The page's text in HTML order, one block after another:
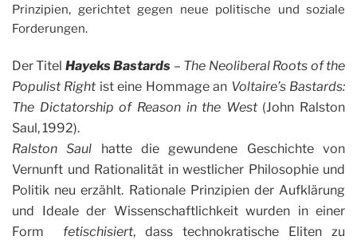
Prinzipien, gerichtet gegen neue politische und soziale
Forderungen.
Der Titel Hayeks Bastards – The Neoliberal Roots of the
Populist Right ist eine Hommage an Voltaire’s Bastards:
The Dictatorship of Reason in the West(John Ralston
Saul, 1992).
Ralston Saul hatte die gewundene Geschichte von
Vernunft und Rationalität in westlicher Philosophie und
Politik neu erzählt. Rationale Prinzipien der Aufklärung
und Ideale der Wissenschaftlichkeit wurden in einer
Form fetischisiert, dass technokratische Eliten zu